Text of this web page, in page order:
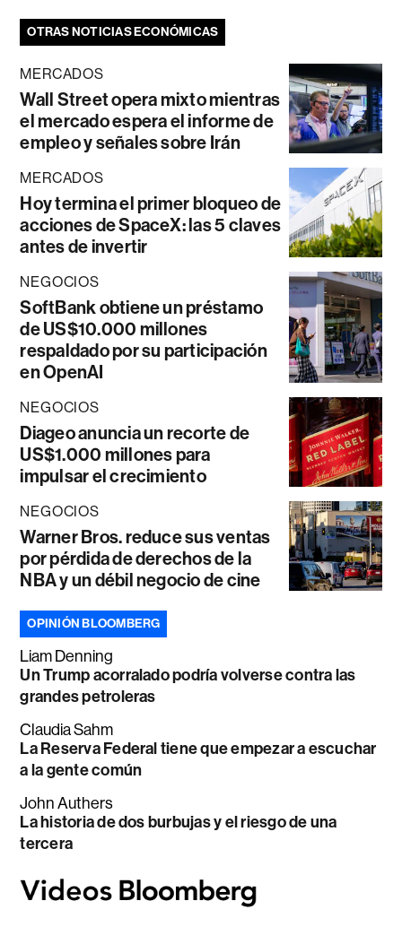
OTRAS NOTICIAS ECONÓMICAS
MERCADOS
Wall Street opera mixto mientras
el mercado espera el informe de
empleo y señales sobre Irán
MERCADOS
Hoy termina el primer bloqueo de
acciones de SpaceX: las 5 claves
antes de invertir
NEGOCIOS
SoftBank obtiene un préstamo
de US$10.000 millones
respaldado por su participación
en OpenAI
NEGOCIOS
Diageo anuncia un recorte de
US$1.000 millones para
impulsar el crecimiento
NEGOCIOS
Warner Bros. reduce sus ventas
por pérdida de derechos de la
NBA y un débil negocio de cine
OPINIÓN BLOOMBERG
Liam Denning
Un Trump acorralado podría volverse contra las
grandes petroleras
Claudia Sahm
La Reserva Federal tiene que empezar a escuchar
a la gente común
John Authers
La historia de dos burbujas y el riesgo de una
tercera